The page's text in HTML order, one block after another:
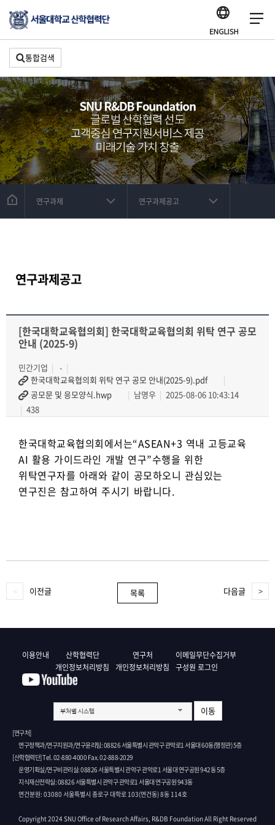
통합검색
연구과제 연구과제공고
연구과제공고
[한국대학교육협의회] 한국대학교육협의회 위탁 연구 공모
안내 (2025-9)
민간기업
-
한국대학교육협의회 위탁 연구 공모 안내(2025-9).pdf
공모문 및 응모양식.hwp
남명우
2025-08-06 10:43:14
438
한국대학교육협의회에서는“ASEAN+3 역내 고등교육
AI 활용 가이드라인 개발 연구”수행을 위한
위탁연구자를 아래와 같이 공모하오니 관심있는
연구진은 참고하여 주시기 바랍니다.
이전글 목록 다음글
이용안내
산학협력단
개인정보처리방침
연구처
개인정보처리방침
이메일무단수집거부
구성원 로그인
부처별 시스템 이동
[연구처]
연구정책과/연구지원과/연구윤리팀: 08826 서울특별시 관악구 관악로1 서울대 60동(행정관) 5층
[산학협력단] Tel. 02-880-4000 Fax. 02-888-2029
운영기획실/연구비관리실: 08826 서울특별시 관악구 관악로1 서울대 연구공원 942동 5층
지식재산전략실: 08826 서울특별시 관악구 관악로1 서울대 연구공원 943동
연건분원: 03080 서울특별시 종로구 대학로 103(연건동) 8동 114호
Copyright 2024 SNU Office of Research Affairs, R&DB Foundation All Right Reserved